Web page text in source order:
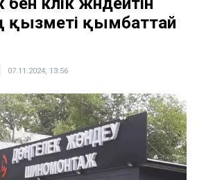
қымбаттай
07.11.2024, 13:56